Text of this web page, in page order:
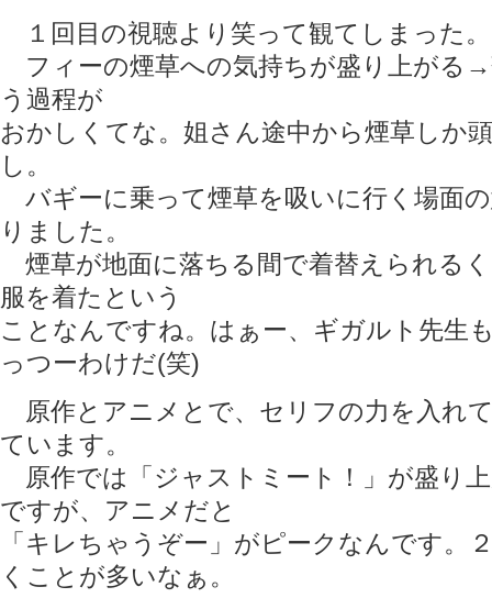
１回目の視聴より笑って観てしまった。
フィーの煙草への気持ちが盛り上がる
う過程が
おかしくてな。姐さん途中から煙草しか
し。
バギーに乗って煙草を吸いに行く場面
りました。
煙草が地面に落ちる間で着替えられる
服を着たという
ことなんですね。はぁー、ギガルト先生
っつーわけだ(笑)
原作とアニメとで、セリフの力を入れ
ています。
原作では「ジャストミート！」が盛り
ですが、アニメだと
「キレちゃうぞー」がピークなんです。
くことが多いなぁ。